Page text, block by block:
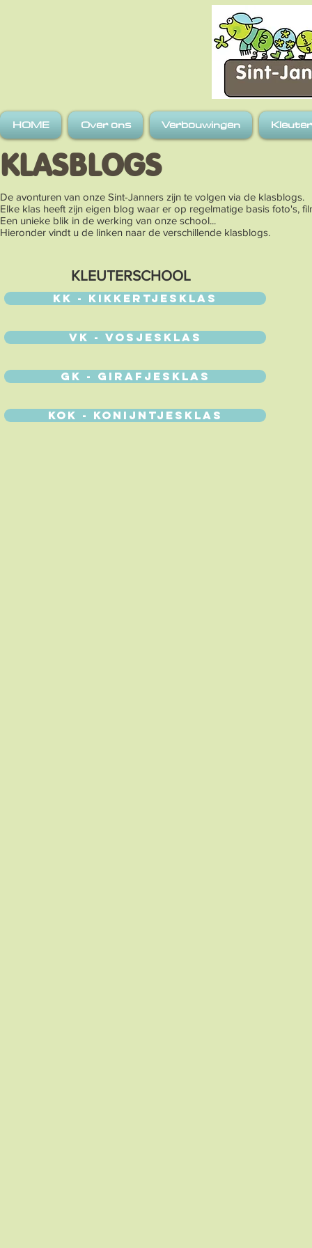
HOME Over ons Verbouwingen
KLASBLOGS
De avonturen van onze Sint-Janners zijn te volgen via de klasblogs.
Elke klas heeft zijn eigen blog waar er op regelmatige basis foto's,
Een unieke blik in de werking van onze school...
Hieronder vindt u de linken naar de verschillende klasblogs.
KLEUTERSCHOOL
KK - KIKKERTJESKLAS
VK - VOSJESKLAS
GK - GIRAFJESKLAS
KOK - KONIJNTJESKLAS